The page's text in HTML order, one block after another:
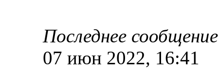
Последнее
07 июн 2022, 16:41